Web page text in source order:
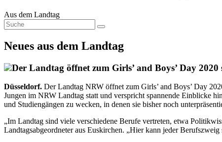
Aus dem Landtag
Neues aus dem Landtag
Der Landtag öffnet zum Girls’ and Boys’ Day 2020
Düsseldorf. Der Landtag NRW öffnet zum Girls’ and Boys’ Day
Jungen im NRW Landtag statt und verspricht spannende Einblicke
und Studiengängen zu wecken, in denen sie bisher noch
„Im Landtag sind viele verschiedene Berufe vertreten, etwa
Landtagsabgeordneter aus Euskirchen. „Hier kann jeder